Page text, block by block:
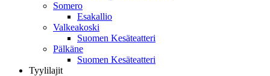
Somero
Esakallio
Valkeakoski
Suomen Kesäteatteri
Pälkäne
Suomen Kesäteatteri
Tyylilajit